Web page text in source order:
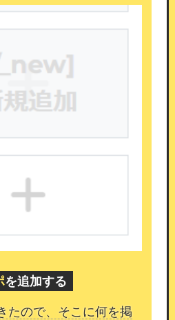
カムスタをよろしくお願い
荷状態となり、サイトに接
をおかけし大変申し訳ござ
を追加する
たので、そこに何を掲